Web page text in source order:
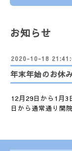
お知らせ
2020-10-18
年末年始のお休
12月29日から1月3
日から通常通り開